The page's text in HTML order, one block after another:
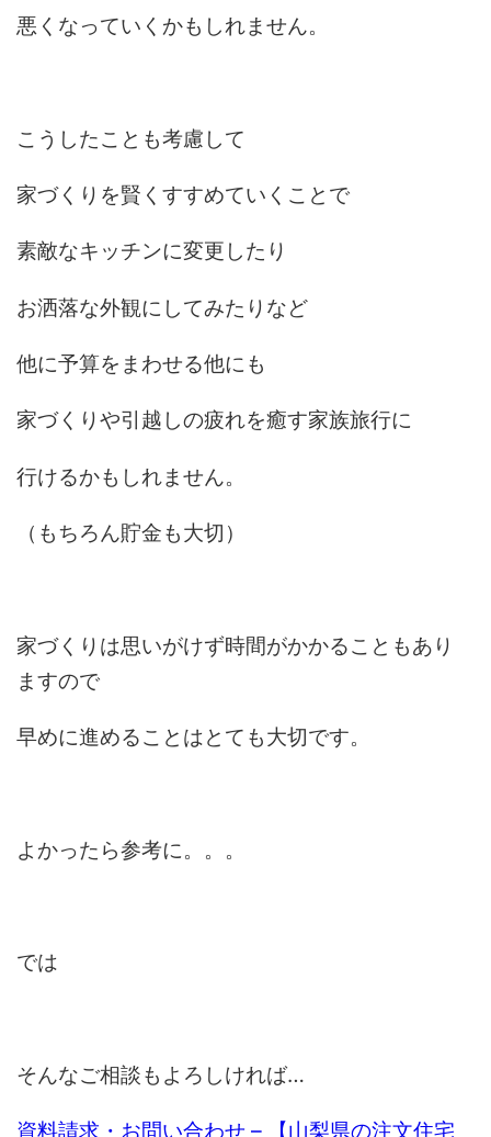
悪くなっていくかもしれません。
こうしたことも考慮して
家づくりを賢くすすめていくことで
素敵なキッチンに変更したり
お洒落な外観にしてみたりなど
他に予算をまわせる他にも
家づくりや引越しの疲れを癒す家族旅行に
行けるかもしれません。
（もちろん貯金も大切）
家づくりは思いがけず時間がかかることもあり
ますので
早めに進めることはとても大切です。
よかったら参考に。。。
では
そんなご相談もよろしければ…
資料請求・お問い合わせ – 【山梨県の注文住宅